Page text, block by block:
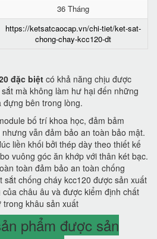
36 Tháng
https://ketsatcaocap.vn/chi-tiet/ket-sat-
chong-chay-kcc120-dt
đặc biệt có khả năng chịu được
mà không làm hư hại đến những
bên trong lòng.
bố trí khoa học, đảm bảm
vẫn đảm bảo an toàn bảo mật.
liền khối bởi thép dày theo thiết kế
vuông góc ăn khớp với thân két bạc.
toàn đảm bảo an toàn chống
sắt chống cháy kcc120 được sản xuất
châu âu và được kiểm định chất
khâu sản xuất
phẩm được sản